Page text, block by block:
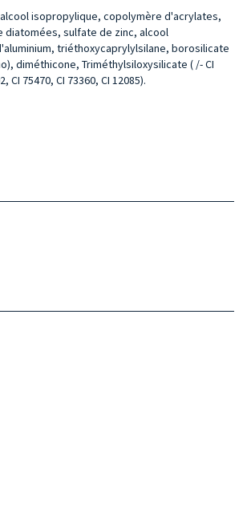
isopropylique, copolymère d'acrylates,
diatomées, sulfate de zinc, alcool
triéthoxycaprylylsilane, borosilicate
diméthicone, Triméthylsiloxysilicate ( /- CI
CI 75470, CI 73360, CI 12085).